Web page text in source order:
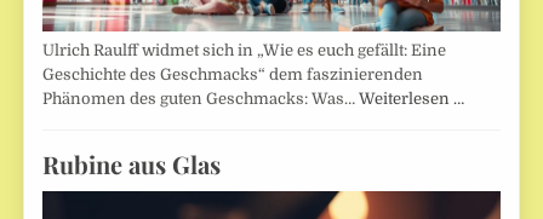
Ulrich Raulff widmet sich in „Wie es euch gefällt: Eine
Geschichte des Geschmacks“ dem faszinierenden
Phänomen des guten Geschmacks: Was…Weiterlesen …
Rubine aus Glas